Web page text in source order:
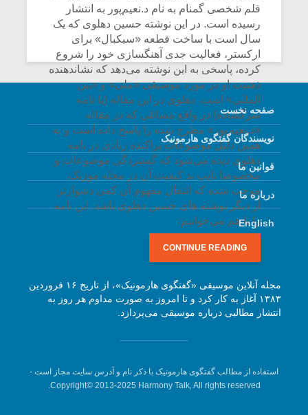
قلم شخصی گمنام به نام د.نعیم‌پور به انتشار
رسیده است. در این نوشته حسین دهلوی که یک
سال است با ساخت قطعه «سبکبال» برای
ارکستر، فعالیت جدی آهنگسازی خود را شروع
کرده، پاسخی به این نوشته می‌دهد که نشاندهنده
ذهنیت او در مورد موسیقی «ملی» و «بین
المللی» است. دهلوی در این مقاله (یا نامه
سرگشاده) در واقع مسائلی که در مقاله
«د.نعیم‌پور» مطرح شده را پاسخ داده است و به
همین دلیل موضوعات پراکنده زیادی در نامه
دهلوی دیده می‌شود که گستردگی موضوعات و
مخصوصا تایپ بد کیفیت آن در مجله موزیک،
موجب شده که انتقال مفهوم آن کمی دشوارتر
از دیگر نوشته های حسین دهلوی باشد. این نامه
را با هم می‌خوانیم:
CONTINUE READING
صفحه نخست
نویسندگان گفتگوی هارمونیک
قوانین ما
درباره ما
English
مجله آنلاین موسیقی «گفتگوی هارمونیک»، از تاریخ ۱۶ فروردین
۱۳۸۳ آغاز به کار کرد و تا امروز به صورت مداوم هر روز به
انتشار مطالبی درباره موسیقی می‌پردازد.
استفاده از مطالب گفتگوی هارمونیک با ذکر نام و آدرس سایت مجاز است -
Copyright© 2013-2025 Harmony Talk, All rights reserved.